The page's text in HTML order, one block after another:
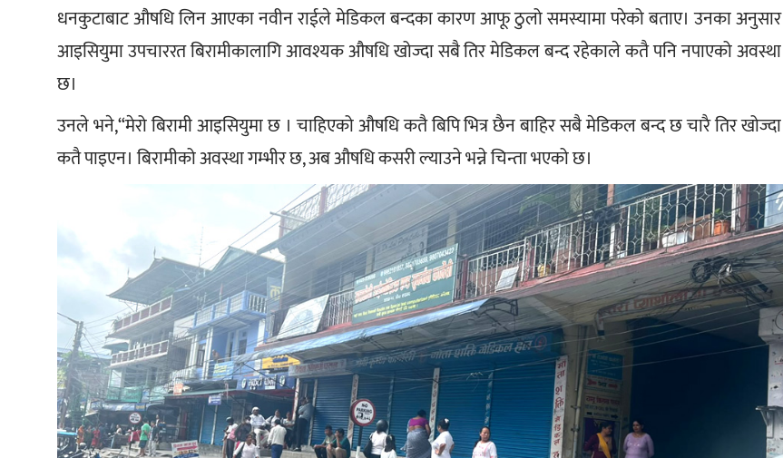
धनकुटाबाट औषधि लिन आएका नवीन राईले मेडिकल बन्दका कारण आफू ठुलो समस्यामा परेको बताए। उनका अनुसार
आइसियुमा उपचाररत बिरामीकालागि आवश्यक औषधि खोज्दा सबै तिर मेडिकल बन्द रहेकाले कतै पनि नपाएको अवस्था
छ।
उनले भने,“मेरो बिरामी आइसियुमा छ । चाहिएको औषधि कतै बिपि भित्र छैन बाहिर सबै मेडिकल बन्द छ चारै तिर खोज्दा
कतै पाइएन। बिरामीको अवस्था गम्भीर छ, अब औषधि कसरी ल्याउने भन्ने चिन्ता भएको छ।